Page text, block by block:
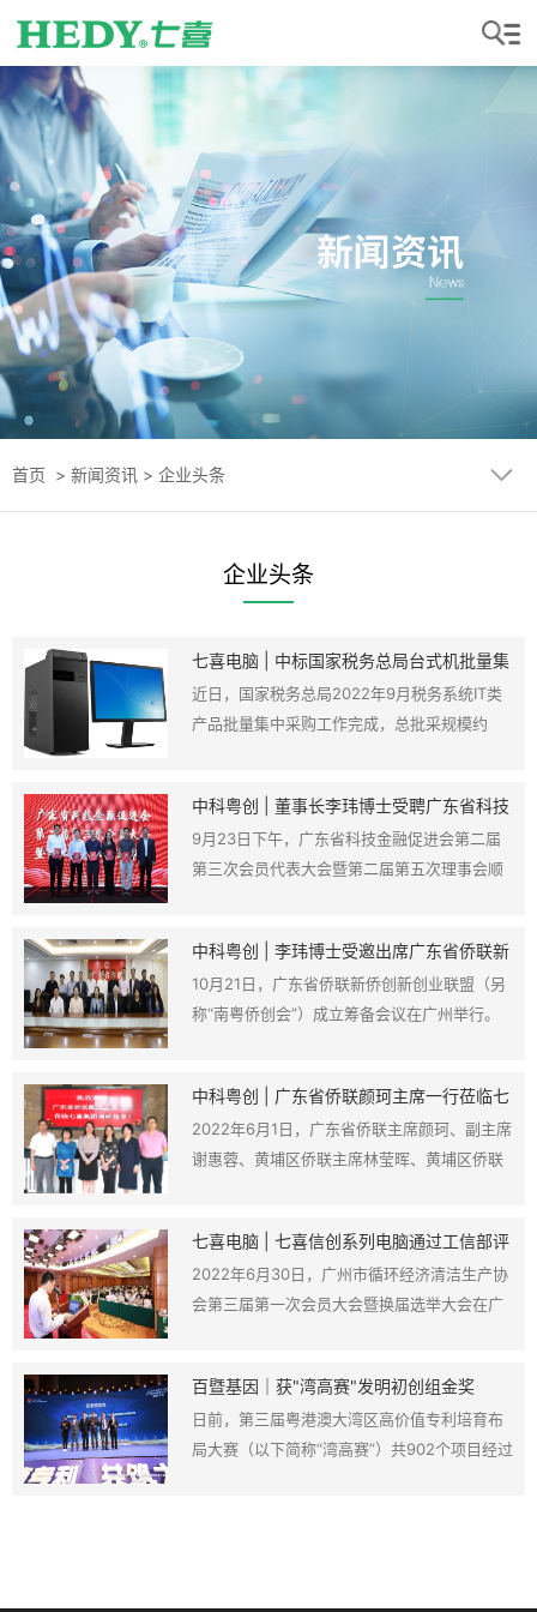
首页 > 新闻资讯 > 企业头条
企业头条
七喜电脑 | 中标国家税务总局台式机批量集
采
近日，国家税务总局2022年9月税务系统IT类
产品批量集中采购工作完成，总批采规模约
业，HEDY七喜受到了国家税务总局的肯定，
悦睿AKX632（银河麒麟V10）系列台式机电脑
竞价中标了批量集采项目
中科粤创 | 董事长李玮博士受聘广东省科技
金融促进会指导专家
9月23日下午，广东省科技金融促进会第二届
第三次会员代表大会暨第二届第五次理事会顺
中科粤创 | 李玮博士受邀出席广东省侨联新
侨创新创业联盟成立筹备会议
10月21日，广东省侨联新侨创新创业联盟（另
称“南粤侨创会”）成立筹备会议在广州举行。
的新侨创新创业人才代表近20人参加会议。会
议由广东省侨联党组成员、副主席谢惠蓉主
持。
中科粤创 | 广东省侨联颜珂主席一行莅临七
喜集团调研指导
2022年6月1日，广东省侨联主席颜珂、副主席
谢惠蓉、黄埔区侨联主席林莹晖、黄埔区侨联
交流座谈。
七喜电脑 | 七喜信创系列电脑通过工信部评
审获得绿色设计荣誉
2022年6月30日，广州市循环经济清洁生产协
会第三届第一次会员大会暨换届选举大会在广
百暨基因｜获"湾高赛"发明初创组金奖
日前，第三届粤港澳大湾区高价值专利培育布
局大赛（以下简称“湾高赛”）共902个项目经过